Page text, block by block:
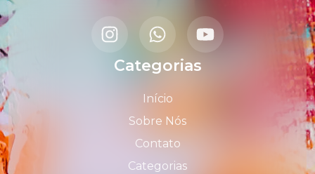
Categorias
Início
Sobre Nós
Contato
Categorias